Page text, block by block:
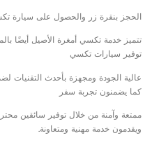
الحجز بنقرة زر والحصول على سيارة
تتميز خدمة تكسي أمغرة الأصيل أيضًا
توفير سيارات تكسي
عالية الجودة ومجهزة بأحدث التقنيات
كما يضمنون تجربة سفر
ممتعة وآمنة من خلال توفير سائقين
ويقدمون خدمة مهنية ومتعاونة.